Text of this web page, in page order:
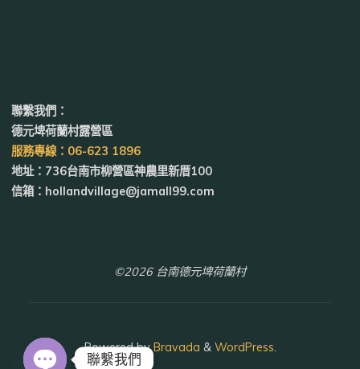
聯繫我們：
德元埤荷蘭村露營區
服務專線：06-623 1896
地址：736台南市柳營區神農里新厝100
信箱：hollandvillage@jamall99.com
©2026 台南德元埤荷蘭村
Powered byBravada & WordPress.
聯繫我們